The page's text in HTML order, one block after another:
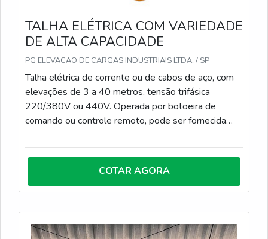
TALHA ELÉTRICA COM VARIEDADE
DE ALTA CAPACIDADE
PG ELEVACAO DE CARGAS INDUSTRIAIS LTDA. / SP
Talha elétrica de corrente ou de cabos de aço, com
elevações de 3 a 40 metros, tensão trifásica
220/380V ou 440V. Operada por botoeira de
comando ou controle remoto, pode ser fornecida
monovias, pórticos móveis ou ponte rolante.
COTAR AGORA